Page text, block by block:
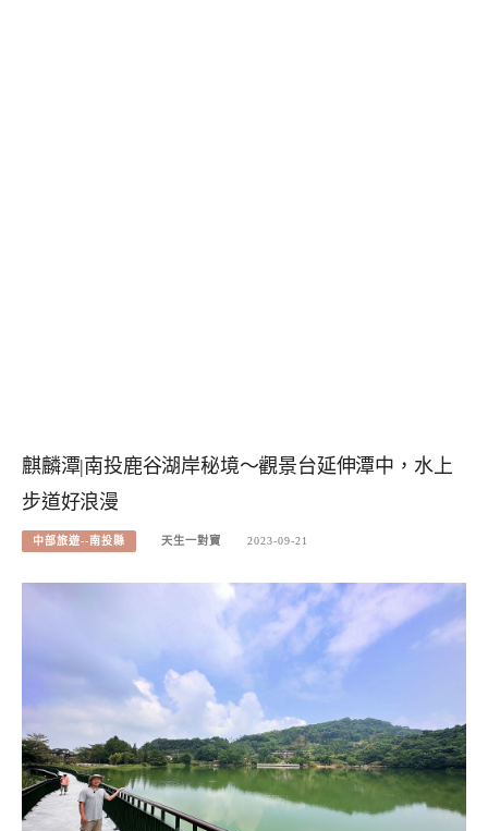
麒麟潭|南投鹿谷湖岸秘境～觀景台延伸潭中，水上
步道好浪漫
中部旅遊--南投縣 天生一對寶 2023-09-21